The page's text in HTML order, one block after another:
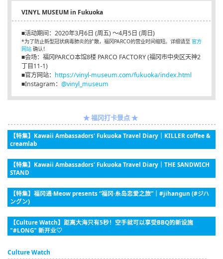
VINYL MUSEUM in Fukuoka
■活动期间：2020年3月6日 (周五) ～4月5日 (周日)
*为了防止新型冠状病毒肺炎的扩散，福冈PARCO的营业时间缩短。详细请至 官方
网站 确认！
■会场：福冈PARCO本馆8楼 PARCO FACTORY (福冈市中央区天神2
丁目11-1)
■官方网站： https://vinyl-museum.com/fukuoka/index.html
■Instagram： @vinyl_museum
★ 福冈打卡景点 ★
【特集】Kawaii Ambassadors' Fukuoka Travel Diary｜KILLER coffee &
creamlab
【特集】Kawaii Ambassadors' Fukuoka Travel Diary｜THE SANDWICH
STAND
【特集】福冈通·Meow presents “福冈·糸岛恋爱之旅”｜#jihangun (#ジハ
ングン)
【Culture Watch】距离大海只有5秒！空手就可以享受BBQ的新设施
"#LONG" 新开业♡
Culture Watch